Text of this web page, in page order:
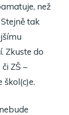
než
tak
Zkuste do
ZŠ –